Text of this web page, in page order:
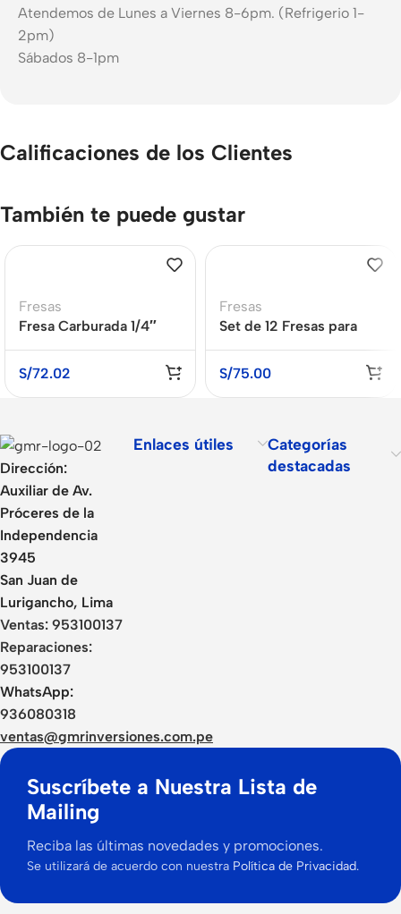
Atendemos de Lunes a Viernes 8-6pm. (Refrigerio 1-
2pm)
Sábados 8-1pm
Calificaciones de los Clientes
También te puede gustar
Fresas
Fresa Carburada 1/4″
3/8″x 3/4″ MAKITA B-
52984
S/72.02
Fresas
Set de 12 Fresas para
XRBS12635
S/75.00
Dirección:
Auxiliar de Av.
Próceres de la
Independencia
3945
San Juan de
Lurigancho, Lima
Ventas: 953100137
Reparaciones:
953100137
WhatsApp:
936080318
ventas@gmrinversiones.com.pe
Enlaces útiles
Categorías
destacadas
Suscríbete a Nuestra Lista de
Mailing
Reciba las últimas novedades y promociones.
Se utilizará de acuerdo con nuestra Política de Privacidad.